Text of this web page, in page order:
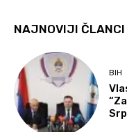
NAJNOVIJI ČLANCI
BIH